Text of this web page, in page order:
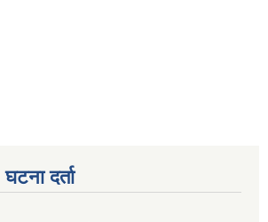
घटना दर्ता